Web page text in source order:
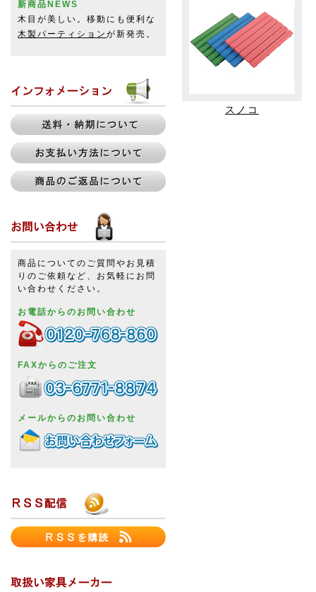
新商品NEWS
木目が美しい。移動にも便利な
木製パーティション が新発売。
商品についてのご質問やお見積
りのご依頼など、お気軽にお問
い合わせください。
お電話からのお問い合わせ
FAXからのご注文
メールからのお問い合わせ
スノコ